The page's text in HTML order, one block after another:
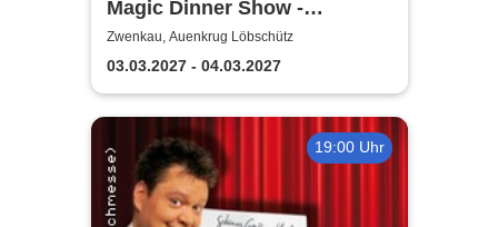
Magic Dinner Show -
WUNDERWELT DER TRÄUME
| Florian Poldrack
Zauberkunst
Zwenkau, Auenkrug Löbschütz
03.03.2027 - 04.03.2027
19:00 Uhr